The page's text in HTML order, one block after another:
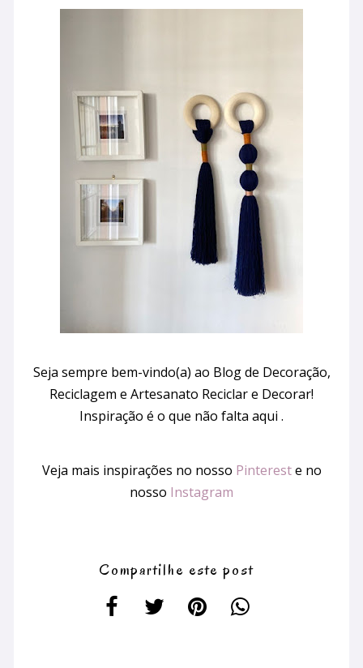
Seja sempre bem-vindo(a) ao Blog de Decoração,
Reciclagem e Artesanato Reciclar e Decorar!
Inspiração é o que não falta aqui .
Veja mais inspirações no nosso Pintereste no
nosso Instagram
Compartilhe este post